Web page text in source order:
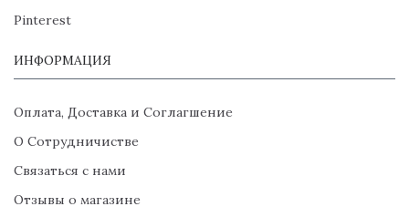
Pinterest
ИНФОРМАЦИЯ
Оплата, Доставка и Соглагшение
О Сотрудничистве
Связаться с нами
Отзывы о магазине